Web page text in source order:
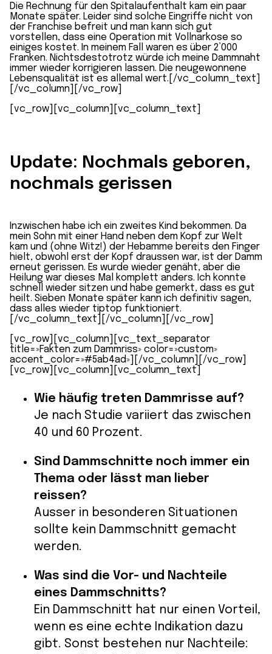
Die Rechnung für den Spitalaufenthalt kam ein paar
Monate später. Leider sind solche Eingriffe nicht von
der Franchise befreit und man kann sich gut
vorstellen, dass eine Operation mit Vollnarkose so
einiges kostet. In meinem Fall waren es über 2’000
Franken. Nichtsdestotrotz würde ich meine Dammnaht
immer wieder korrigieren lassen. Die neugewonnene
Lebensqualität ist es allemal wert.[/vc_column_text]
[/vc_column][/vc_row]
[vc_row][vc_column][vc_column_text]
Update: Nochmals geboren,
nochmals gerissen
Inzwischen habe ich ein zweites Kind bekommen. Da
mein Sohn mit einer Hand neben dem Kopf zur Welt
kam und (ohne Witz!) der Hebamme bereits den Finger
hielt, obwohl erst der Kopf draussen war, ist der Damm
erneut gerissen. Es wurde wieder genäht, aber die
Heilung war dieses Mal komplett anders. Ich konnte
schnell wieder sitzen und habe gemerkt, dass es gut
heilt. Sieben Monate später kann ich definitiv sagen,
dass alles wieder tiptop funktioniert.
[/vc_column_text][/vc_column][/vc_row]
[vc_row][vc_column][vc_text_separator
title=»Fakten zum Dammriss» color=»custom»
accent_color=»#5ab4ad»][/vc_column][/vc_row]
[vc_row][vc_column][vc_column_text]
Wie häufig treten Dammrisse auf?
Je nach Studie variiert das zwischen
40 und 60 Prozent.
Sind Dammschnitte noch immer ein
Thema oder lässt man lieber
reissen?
Ausser in besonderen Situationen
sollte kein Dammschnitt gemacht
werden.
Was sind die Vor- und Nachteile
eines Dammschnitts?
Ein Dammschnitt hat nur einen Vorteil,
wenn es eine echte Indikation dazu
gibt. Sonst bestehen nur Nachteile: